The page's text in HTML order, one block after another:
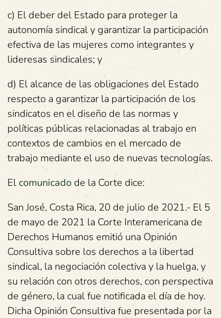
c) El deber del Estado para proteger la
autonomía sindical y garantizar la participación
efectiva de las mujeres como integrantes y
lideresas sindicales; y
d) El alcance de las obligaciones del Estado
respecto a garantizar la participación de los
sindicatos en el diseño de las normas y
políticas públicas relacionadas al trabajo en
contextos de cambios en el mercado de
trabajo mediante el uso de nuevas tecnologías.
El comunicado de la Corte dice:
San José, Costa Rica, 20 de julio de 2021.- El 5
de mayo de 2021 la Corte Interamericana de
Derechos Humanos emitió una Opinión
Consultiva sobre los derechos a la libertad
sindical, la negociación colectiva y la huelga, y
su relación con otros derechos, con perspectiva
de género, la cual fue notificada el día de hoy.
Dicha Opinión Consultiva fue presentada por la